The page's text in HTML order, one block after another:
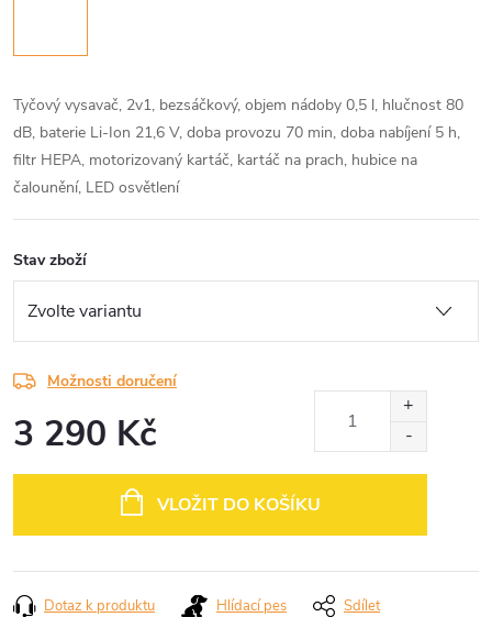
Tyčový vysavač, 2v1, bezsáčkový, objem nádoby 0,5 l, hlučnost 80
dB, baterie Li-Ion 21,6 V, doba provozu 70 min, doba nabíjení 5 h,
filtr HEPA, motorizovaný kartáč, kartáč na prach, hubice na
čalounění, LED osvětlení
Stav zboží
Možnosti doručení
3 290 Kč
VLOŽIT DO KOŠÍKU
Dotaz k produktu Hlídací pes Sdílet